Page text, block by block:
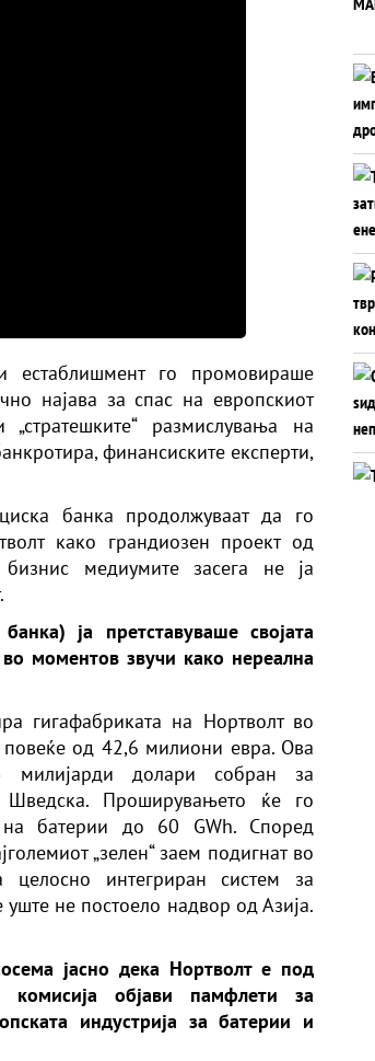
естаблишмент го промовираше
најава за спас на европскиот
размислувања на
финансиските експерти,
банка продолжуваат да го
како грандиозен проект од
медиумите засега не ја
ја претставуваше својата
моментов звучи како нереална
гигафабриката на Нортволт во
од 42,6 милиони евра. Ова
долари собран за
Шведска. Проширувањето ќе го
на батерии до 60 GWh. Според
„зелен“ заем подигнат во
интегриран систем за
не постоело надвор од Азија.
јасно дека Нортволт е под
комисија објави памфлети за
индустрија за батерии и